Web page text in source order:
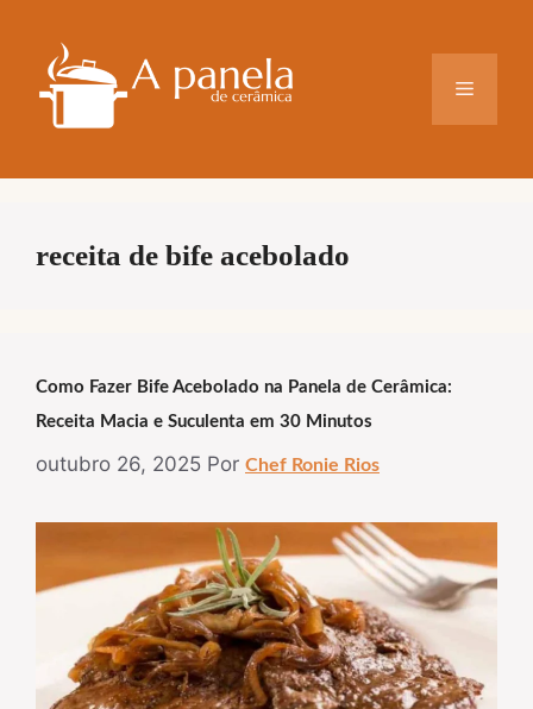
conteúdo
Menu
receita de bife acebolado
Como Fazer Bife Acebolado na Panela de Cerâmica:
Receita Macia e Suculenta em 30 Minutos
outubro 26, 2025 Por Chef Ronie Rios